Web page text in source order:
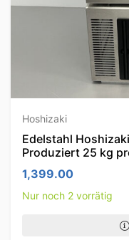
Hoshizaki
Edelstahl
Produziert 25 kg
1,399.00
Nur noch 2 vorrätig